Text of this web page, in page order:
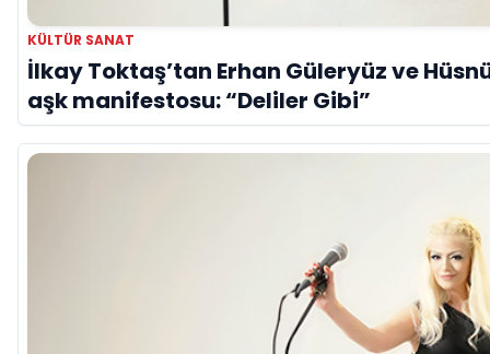
KÜLTÜR SANAT
İlkay Toktaş’tan Erhan Güleryüz ve
aşk manifestosu: “Deliler Gibi”